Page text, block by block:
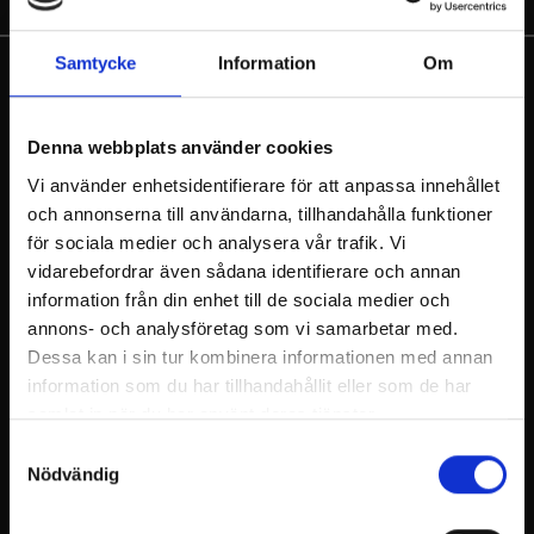
Samtycke Information Om
Denna webbplats använder cookies
Vi använder enhetsidentifierare för att anpassa innehållet
och annonserna till användarna, tillhandahålla funktioner
för sociala medier och analysera vår trafik. Vi
vidarebefordrar även sådana identifierare och annan
information från din enhet till de sociala medier och
annons- och analysföretag som vi samarbetar med.
Dessa kan i sin tur kombinera informationen med annan
information som du har tillhandahållit eller som de har
samlat in när du har använt deras tjänster.
Nödvändig
Konserten tar plats i Billnäs
Bruks Stora smedja
Billnäs ligger i järnbruksområdet i Västra Nyland i
en vacker ådal.
Billnäs bruks konserter tar plats i en industrihall
från 1700-talet, Stora smedjan. Så regnet kommer
inte att påverka konserten. Stående publik.
Billnäs var tidigare känt för verktyg och möbler,
ett unikt hotell, restauranger, en chokladfabrik